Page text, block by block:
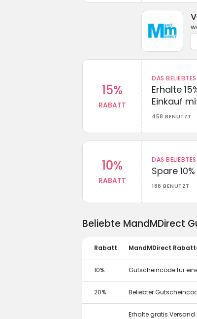
15%
RABATT
DAS
Erhalte
Einkauf
458 BENUTZT
10%
RABATT
DAS
Spare
186 BENUTZT
Beliebte MandMDirect
Rabatt MandMDirect
10% Gutscheincode für
20% Beliebter
Erhalte gratis